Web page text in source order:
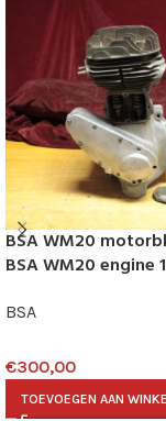
BSA WM20
BSA WM20 engine
BSA
€300,00
TOEVOEGEN AAN